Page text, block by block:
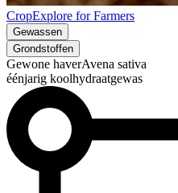
CropExplore for Farmers
Gewassen
Grondstoffen
Gewone haverAvena sativa
éénjarig koolhydraatgewas